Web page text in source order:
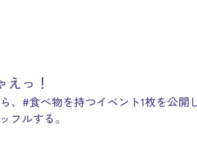
っ！
、#食べ物を持つイベント1枚を公開
フルする。